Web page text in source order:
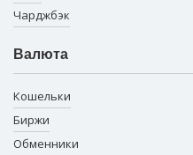
Чарджбэк
Валюта
Кошельки
Биржи
Обменники